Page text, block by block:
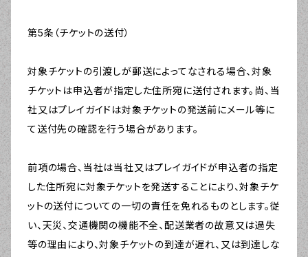
第5条（チケットの送付）
対象チケットの引渡しが郵送によってなされる場合、対象
チケットは申込者が指定した住所宛に送付されます。尚、当
社又はプレイガイドは対象チケットの発送前にメール等に
て送付先の確認を行う場合があります。
前項の場合、当社は当社又はプレイガイドが申込者の指定
した住所宛に対象チケットを発送することにより、対象チケ
ットの送付についての一切の責任を免れるものとします。従
い、天災、交通機関の機能不全、配送業者の故意又は過失
等の理由により、対象チケットの到達が遅れ、又は到達しな